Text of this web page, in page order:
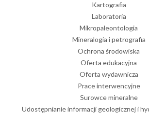
Kartografia
Laboratoria
Mikropaleontologia
Mineralogia i petrografia
Ochrona środowiska
Oferta edukacyjna
Oferta wydawnicza
Prace interwencyjne
Surowce mineralne
Udostępnianie informacji geologicznej i